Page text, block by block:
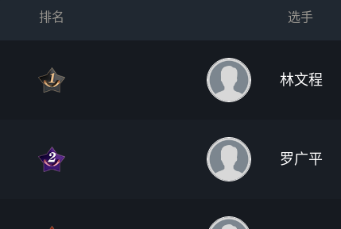
排名 选手
林文程
罗广平